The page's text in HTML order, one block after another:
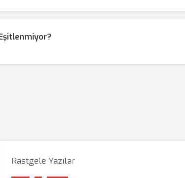
Rastgele Yazılar